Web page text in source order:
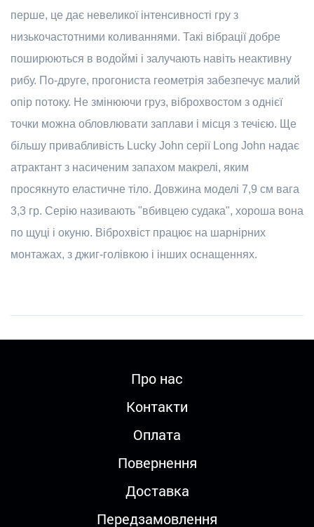
перше, це дає невеликої інтенсивності гру з
низькочастотними коливаннями. Такі вібрації добре
поширюються в водоймі і залучають навіть неактивну
рибу. По-друге, прогониста геометрія забезпечує малий
опір потоку. Не змінюючи груз, віброхвостом з однієї
точки можна обловлювати заплави і місця з течією. Ще
більшу привабливість Lucky John серії Long John надає
атрактант з насиченим запахом макрелі, яким
просякнуто еластичне тіло. Довжина моделі 7,9 см вага
3,3 гр. Серію називають "вбивцею судака", хороша вона
по щуці і окуню. Віброхвіст працює на шарнірних
монтажах, з джиг-голівкою і інших оснащеннях.
Про нас
Контакти
Оплата
Повернення
Доставка
Передзамовлення